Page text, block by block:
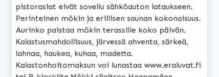
pistorasiat eivät sovellu sähköauton lataukseen.
Perinteinen mökin ja erillisen saunan kokonaisuus.
Aurinko paistaa mökin terassille koko päivän.
Kalastusmahdollisuus, järvessä ahventa, särkeä,
lahnaa, haukea, kuhaa, madetta.
Kalastonhoitomaksun voi lunastaa www.eraluvat.fi